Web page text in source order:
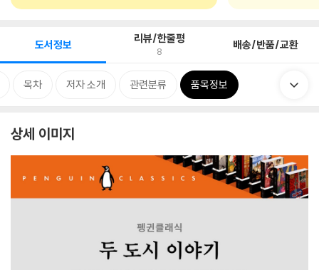
도서정보 리뷰/한줄평
8 배송/반품/교환
목차 저자 소개 관련분류 품목정보
상세 이미지